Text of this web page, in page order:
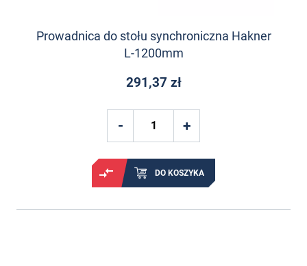
Prowadnica do stołu synchroniczna Hakner
L-1200mm
291,37 zł
DO KOSZYKA